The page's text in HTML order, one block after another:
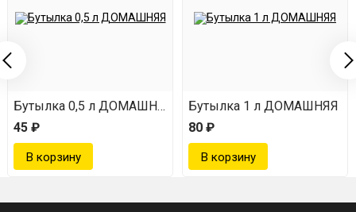
Бутылка 0,5 л ДОМАШНЯЯ
45 ₽
Бутылка 1 л ДОМАШНЯЯ
80 ₽